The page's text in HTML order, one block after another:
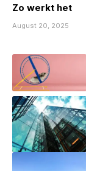
Zo werkt het
August 20, 2025